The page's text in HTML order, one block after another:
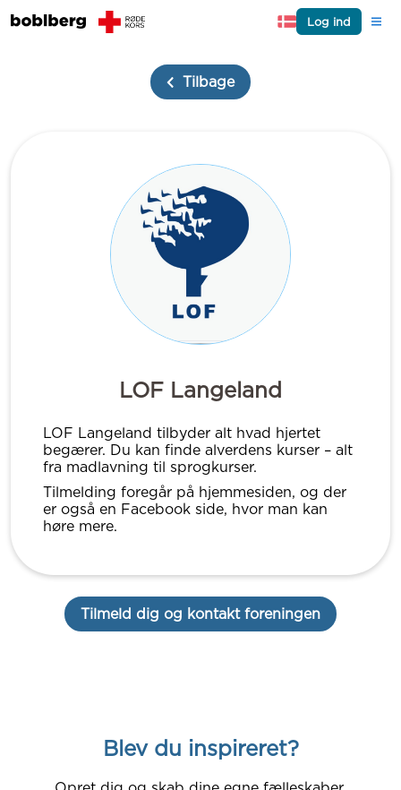
Log ind
Tilbage
LOF Langeland
LOF Langeland tilbyder alt hvad hjertet
begærer. Du kan finde alverdens kurser – alt
fra madlavning til sprogkurser.
Tilmelding foregår på hjemmesiden, og der
er også en Facebook side, hvor man kan
høre mere.
Tilmeld dig og kontakt foreningen
Blev du inspireret?